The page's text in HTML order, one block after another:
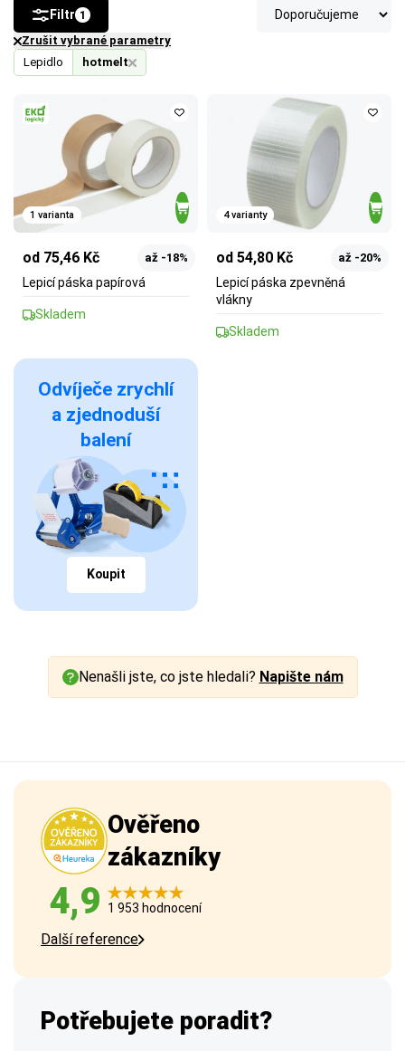
Lepidlo hotmelt
Zrušit vybrané parametry
Filtr 1
1 varianta
od 75,46 Kč až -18%
Lepicí páska papírová
Skladem
4 varianty
od 54,80 Kč až -20%
Lepicí páska zpevněná
vlákny
Skladem
Odvíječe zrychlí
a zjednoduší
balení
Koupit
Nenašli jste, co jste hledali? Napište nám
Ověřeno
zákazníky
4,9 1 953 hodnocení
Další reference
Potřebujete poradit?